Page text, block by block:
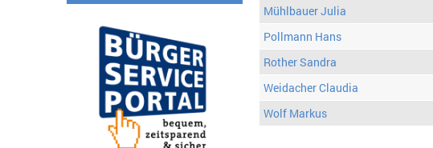
Mühlbauer Julia
Pollmann Hans
Rother Sandra
Weidacher Claudia
Wolf Markus